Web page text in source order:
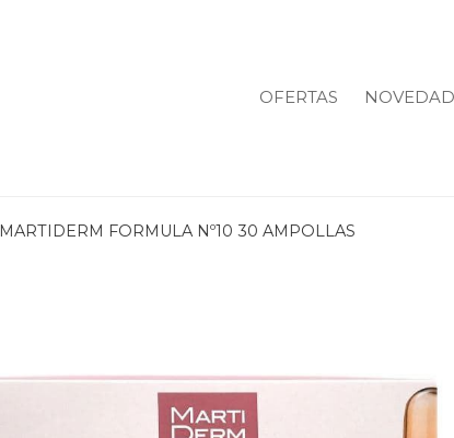
OFERTAS
MARTIDERM FORMULA Nº10 30 AMPOLLAS